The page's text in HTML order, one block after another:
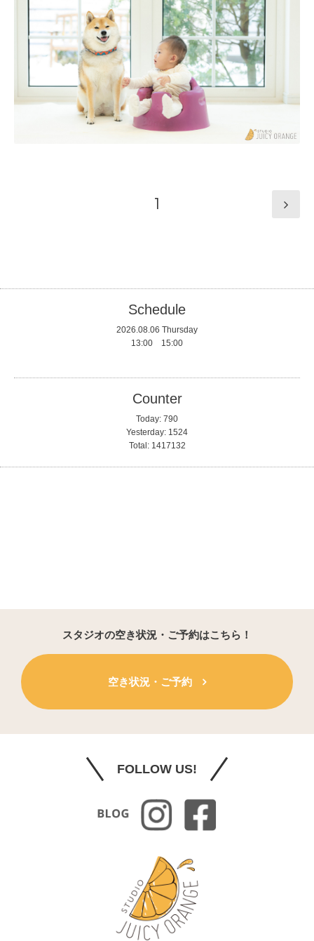
1
Schedule
2026.08.06 Thursday
13:00 15:00
Counter
Today: 790
Yesterday: 1524
Total: 1417132
スタジオの空き状況・ご予約はこちら！
空き状況・ご予約
FOLLOW US!